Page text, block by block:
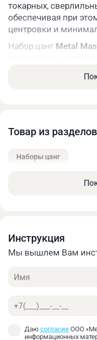
токарных,
обеспечивая при
центровки и
Набор цанг Metal
Компактные
Основные
Снижение
Простая
Набор цанг 2-13 мм
Металлический кейс.
Товар из разделов
Наборы цанг
Инструкция
Мы вышлем Вам
Имя
Телефон
Даю согласие ООО
информационных